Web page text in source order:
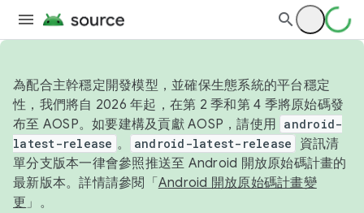
為配合主幹穩定開發模型，並確保生態系統的平台穩定
性，我們將自 2026 年起，在第 2 季和第 4 季將原始碼發
布至 AOSP。如要建構及貢獻 AOSP，請使用 android-
latest-release 。 android-latest-release
資訊清
單分支版本一律會參照推送至 Android 開放原始碼計畫的
最新版本。詳情請參閱「 Android 開放原始碼計畫變
更 」。